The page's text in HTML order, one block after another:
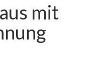
mit